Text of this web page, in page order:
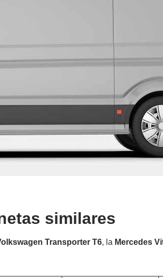
similares
Transporter T6, la Mercedes